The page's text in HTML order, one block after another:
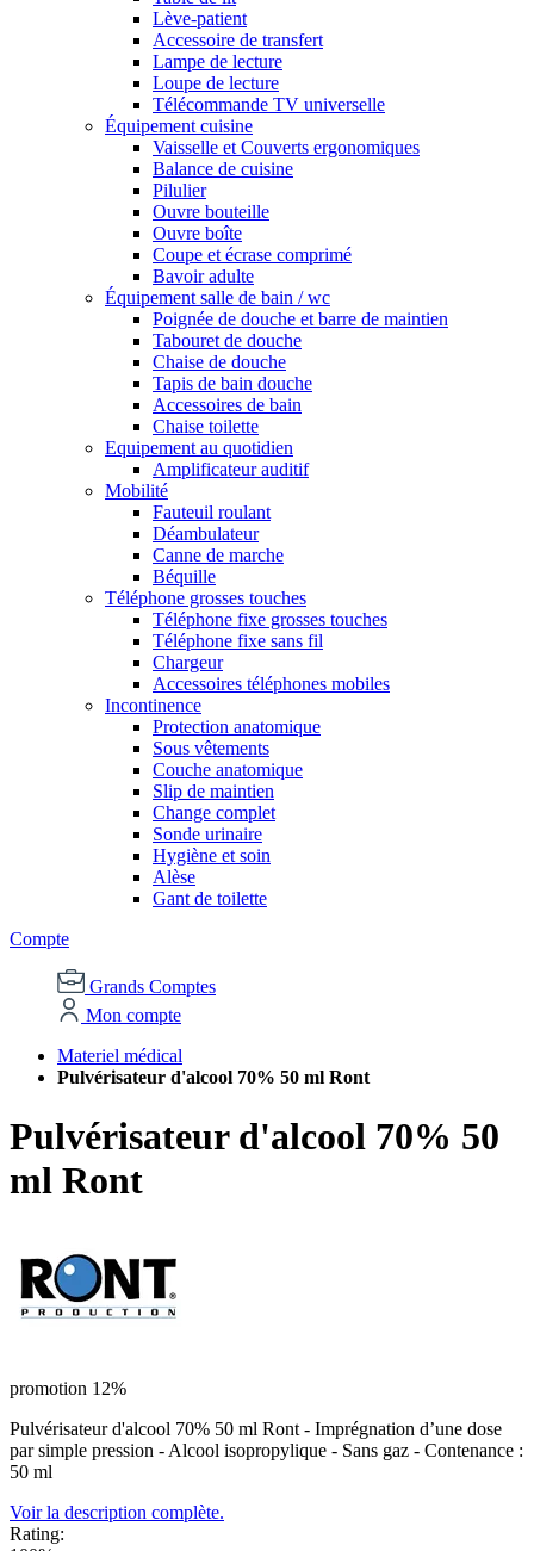
Lève-patient
Accessoire de transfert
Lampe de lecture
Loupe de lecture
Télécommande TV universelle
Équipement cuisine
Vaisselle et Couverts ergonomiques
Balance de cuisine
Pilulier
Ouvre bouteille
Ouvre boîte
Coupe et écrase comprimé
Bavoir adulte
Équipement salle de bain / wc
Poignée de douche et barre de maintien
Tabouret de douche
Chaise de douche
Tapis de bain douche
Accessoires de bain
Chaise toilette
Equipement au quotidien
Amplificateur auditif
Mobilité
Fauteuil roulant
Déambulateur
Canne de marche
Béquille
Téléphone grosses touches
Téléphone fixe grosses touches
Téléphone fixe sans fil
Chargeur
Accessoires téléphones mobiles
Incontinence
Protection anatomique
Sous vêtements
Couche anatomique
Slip de maintien
Change complet
Sonde urinaire
Hygiène et soin
Alèse
Gant de toilette
Compte
Grands Comptes
Mon compte
Materiel médical
Pulvérisateur d'alcool 70% 50 ml Ront
Pulvérisateur d'alcool 70% 50
ml Ront
promotion 12%
Pulvérisateur d'alcool 70% 50 ml Ront - Imprégnation d’une dose
par simple pression - Alcool isopropylique - Sans gaz - Contenance :
50 ml
Voir la description complète.
Rating: